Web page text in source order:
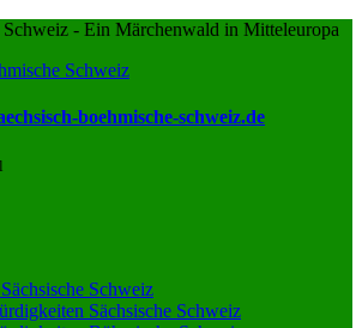
Schweiz - Ein Märchenwald in Mitteleuropa
boehmische-schweiz.de
Schweiz
Sächsische Schweiz